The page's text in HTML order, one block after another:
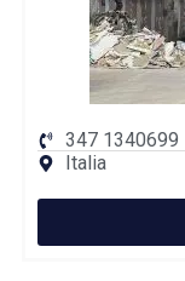
347 1340699
Italia